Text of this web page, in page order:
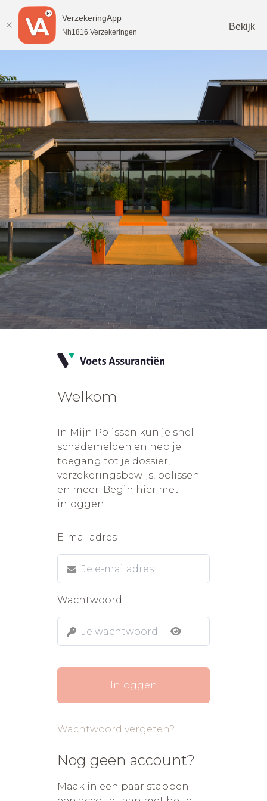
Welkom
In Mijn Polissen kun je snel
schademelden en heb je
toegang tot je dossier,
verzekeringsbewijs, polissen
en meer. Begin hier met
inloggen.
E-mailadres
Wachtwoord
Inloggen
Wachtwoord vergeten?
Nog geen account?
Maak in een paar stappen
VerzekeringApp
Nh1816 Verzekeringen
Bekijk